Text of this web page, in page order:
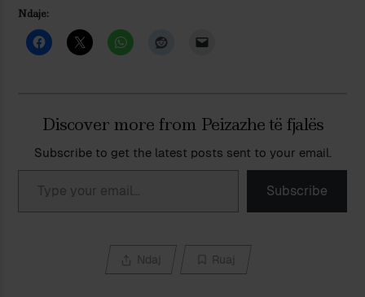
Ndaje:
Discover more from Peizazhe të fjalës
Subscribe to get the latest posts sent to your email.
Type your email…
Subscribe
Ndaj Ruaj